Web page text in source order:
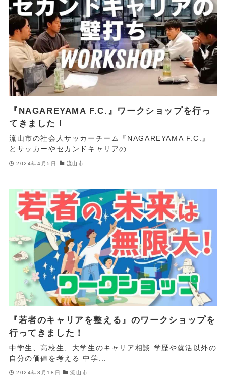
『NAGAREYAMA F.C.』ワークショップを行っ
てきました！
流山市の社会人サッカーチーム『NAGAREYAMA F.C.』
とサッカーやセカンドキャリアの...
2024年4月5日 流山市
『若者のキャリアを整える』のワークショップを
行ってきました！
中学生、高校生、大学生のキャリア相談 学歴や就活以外の
自分の価値を考える 中学...
2024年3月18日 流山市